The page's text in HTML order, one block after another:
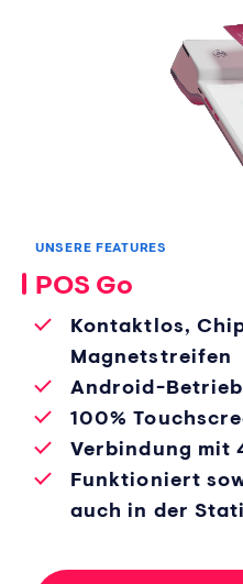
UNSERE FEATURES
POS Go
Kontaktlos,
Magnetstreifen
Android-
100%
Verbindung mit
Funktioniert
auch in der